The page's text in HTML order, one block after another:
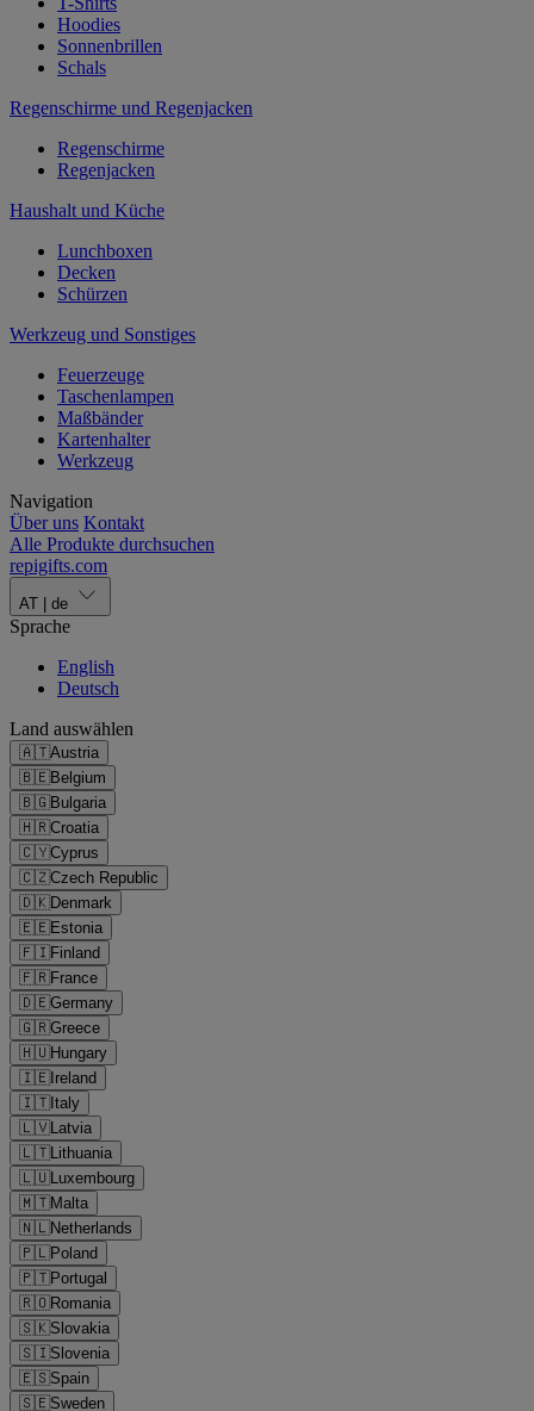
Hoodies
Sonnenbrillen
Schals
Regenschirme und Regenjacken
Regenschirme
Regenjacken
Haushalt und Küche
Lunchboxen
Decken
Schürzen
Werkzeug und Sonstiges
Feuerzeuge
Taschenlampen
Maßbänder
Kartenhalter
Werkzeug
Navigation
Über uns Kontakt
Alle Produkte durchsuchen
repigifts.com
AT de
Sprache
English
Deutsch
Land auswählen
🇦🇹Austria
🇧🇪Belgium
🇧🇬Bulgaria
🇭🇷Croatia
🇨🇾Cyprus
🇨🇿Czech Republic
🇩🇰Denmark
🇪🇪Estonia
🇫🇮Finland
🇫🇷France
🇩🇪Germany
🇬🇷Greece
🇭🇺Hungary
🇮🇪Ireland
🇮🇹Italy
🇱🇻Latvia
🇱🇹Lithuania
🇱🇺Luxembourg
🇲🇹Malta
🇳🇱Netherlands
🇵🇱Poland
🇵🇹Portugal
🇷🇴Romania
🇸🇰Slovakia
🇸🇮Slovenia
🇪🇸Spain
🇸🇪Sweden